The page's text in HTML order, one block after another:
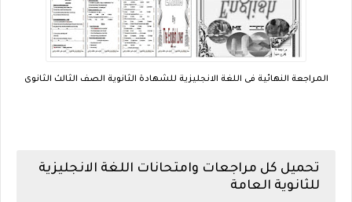
المراجعة النهائية فى اللغة الانجليزية للشهادة الثانوية الصف الثالث الثانوى
تحميل كل مراجعات وامتحانات اللغة الانجليزية
للثانوية العامة